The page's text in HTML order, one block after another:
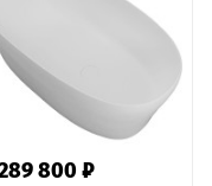
800 ₽